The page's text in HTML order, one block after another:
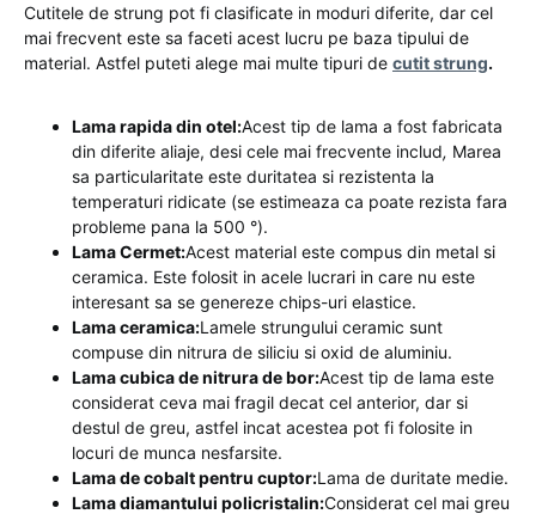
Cutitele de strung pot fi clasificate in moduri diferite, dar cel
mai frecvent este sa faceti acest lucru pe baza tipului de
material. Astfel puteti alege mai multe tipuri de cutit strung.
Lama rapida din otel:Acest tip de lama a fost fabricata
din diferite aliaje, desi cele mai frecvente includ, Marea
sa particularitate este duritatea si rezistenta la
temperaturi ridicate (se estimeaza ca poate rezista fara
probleme pana la 500 °).
Lama Cermet:Acest material este compus din metal si
ceramica. Este folosit in acele lucrari in care nu este
interesant sa se genereze chips-uri elastice.
Lama ceramica:Lamele strungului ceramic sunt
compuse din nitrura de siliciu si oxid de aluminiu.
Lama cubica de nitrura de bor:Acest tip de lama este
considerat ceva mai fragil decat cel anterior, dar si
destul de greu, astfel incat acestea pot fi folosite in
locuri de munca nesfarsite.
Lama de cobalt pentru cuptor:Lama de duritate medie.
Lama diamantului policristalin:Considerat cel mai greu